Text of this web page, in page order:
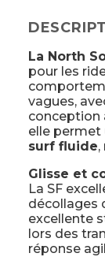
La North
pour les
vagues,
conception
elle permet
surf fluide,
Glisse et
La SF
décollages
excellente
lors des
réponse